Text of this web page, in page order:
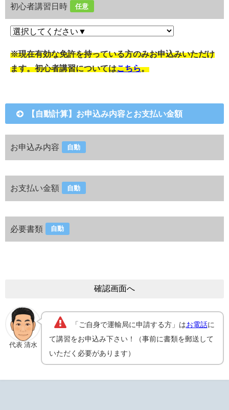
初心者講習日時 任意
※現在有効な免許を持っている方のみお申込みいただけ
ます。初心者講習についてはこちら。
【自動計算】お申込み内容とお支払い金額
お申込み内容 自動
お支払い金額 自動
必要書類 自動
代表 清水
「ご自身で運輸局に申請する方」はお電話に
て講習をお申込み下さい！（事前に書類を郵送して
いただく必要があります）